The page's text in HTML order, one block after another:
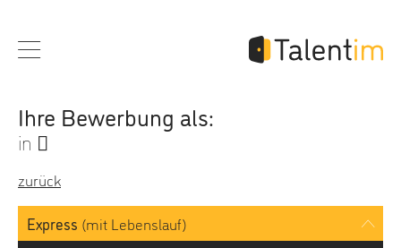
Ihre Bewerbung als:
in
zurück
Express (mit Lebenslauf)